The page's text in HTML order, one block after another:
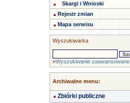
Skargi i Wnioski
Rejestr zmian
Mapa serwisu
Wyszukiwarka
»Wyszukiwanie zaawansowane
Archiwalne menu:
Zbiórki publiczne